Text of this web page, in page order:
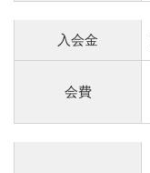
入会金
会費